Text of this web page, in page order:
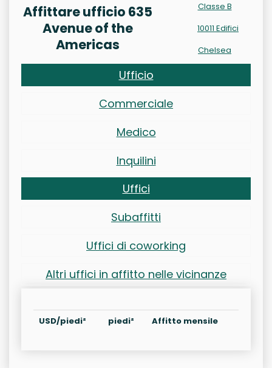
Affittare ufficio 635
Avenue of the
Americas
Classe B
10011 Edifici
Chelsea
Ufficio
Commerciale
Medico
Inquilini
Uffici
Subaffitti
Uffici di coworking
Altri uffici in affitto nelle vicinanze
USD/piedi² piedi² Affitto mensile